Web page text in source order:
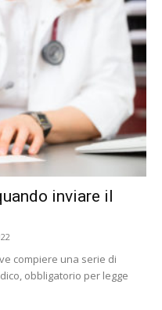
inviare il
compiere una serie di
obbligatorio per legge